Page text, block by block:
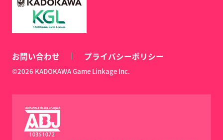
お問い合わせ プライバシーポリシー
©2026 KADOKAWA Game Linkage Inc.